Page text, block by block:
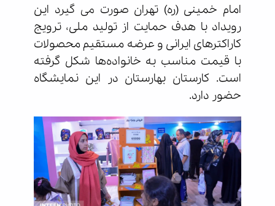
امام خمینی (ره) تهران صورت می گیرد این
رویداد با هدف حمایت از تولید ملی، ترویج
کاراکترهای ایرانی و عرضه مستقیم محصولات
با قیمت مناسب به خانواده‌ها شکل گرفته
است. کارستان بهارستان در این نمایشگاه
حضور دارد.